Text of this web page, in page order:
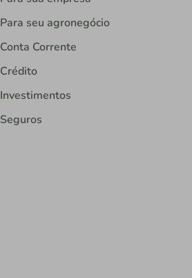
Para seu agronegócio
Conta Corrente
Crédito
Investimentos
Seguros